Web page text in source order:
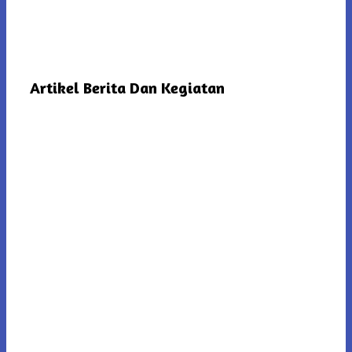
Artikel Berita Dan Kegiatan